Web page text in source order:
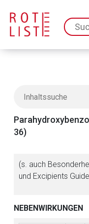
36)
(s. auch
und Excipients
NEBENWIRKUNGEN